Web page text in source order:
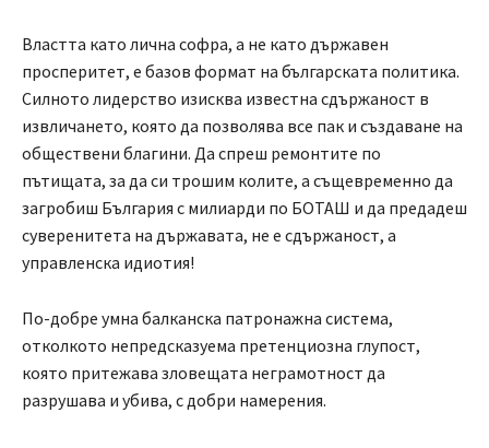
Властта като лична софра, а не като държавен
просперитет, е базов формат на българската политика.
Силното лидерство изисква известна сдържаност в
извличането, която да позволява все пак и създаване на
обществени благини. Да спреш ремонтите по
пътищата, за да си трошим колите, а същевременно да
загробиш България с милиарди по БОТАШ и да предадеш
суверенитета на държавата, не е сдържаност, а
управленска идиотия!
По-добре умна балканска патронажна система,
отколкото непредсказуема претенциозна глупост,
която притежава зловещата неграмотност да
разрушава и убива, с добри намерения.